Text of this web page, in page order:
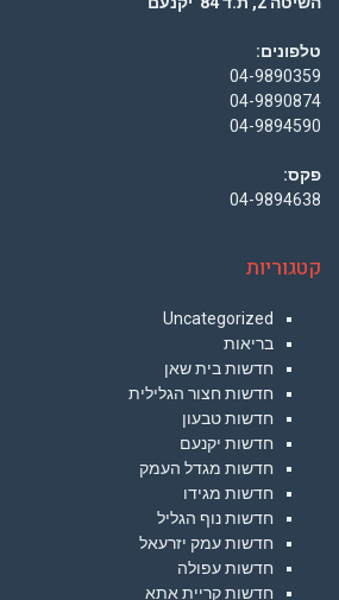
טלפונים:
04-9890359
04-9890874
04-9894590
פקס:
04-9894638
קטגוריות
Uncategorized
בריאות
חדשות בית שאן
חדשות חצור הגלילית
חדשות טבעון
חדשות יקנעם
חדשות מגדל העמק
חדשות מגידו
חדשות נוף הגליל
חדשות עמק יזרעאל
חדשות עפולה
חדשות קריית אתא